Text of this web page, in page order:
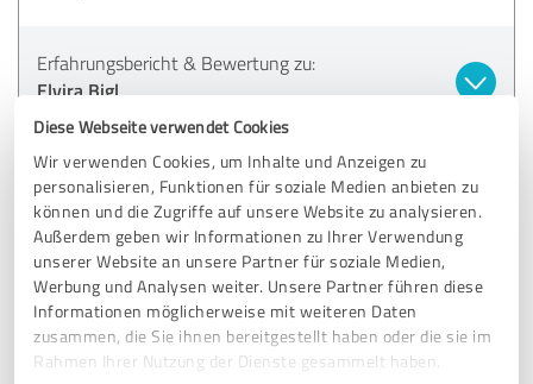
Diese Webseite verwendet Cookies
Wir verwenden Cookies, um Inhalte und Anzeigen zu
personalisieren, Funktionen für soziale Medien anbieten zu
können und die Zugriffe auf unsere Website zu analysieren.
Außerdem geben wir Informationen zu Ihrer Verwendung
unserer Website an unsere Partner für soziale Medien,
Werbung und Analysen weiter. Unsere Partner führen diese
Informationen möglicherweise mit weiteren Daten
zusammen, die Sie ihnen bereitgestellt haben oder die sie im
Rahmen Ihrer Nutzung der Dienste gesammelt haben.
Erfahrungsbericht & Bewertung zu:
Elvira Bigl
5,00 von 5
SEHR GUT Empfehlung
Sehr vertrauensvolle und schnelle Information, Beratung
und zuverlässige Umsetzung. Ich kann Frau Bigl als